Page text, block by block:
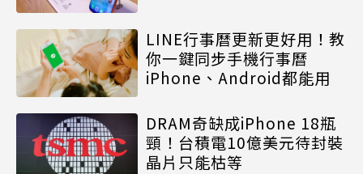
LINE行事曆更新更好用！教
你一鍵同步手機行事曆
iPhone、Android都能用
DRAM奇缺成iPhone 18瓶
頸！台積電10億美元待封裝
晶片只能枯等